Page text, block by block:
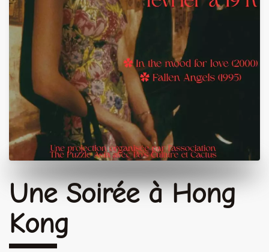
Une Soirée à Hong
Kong